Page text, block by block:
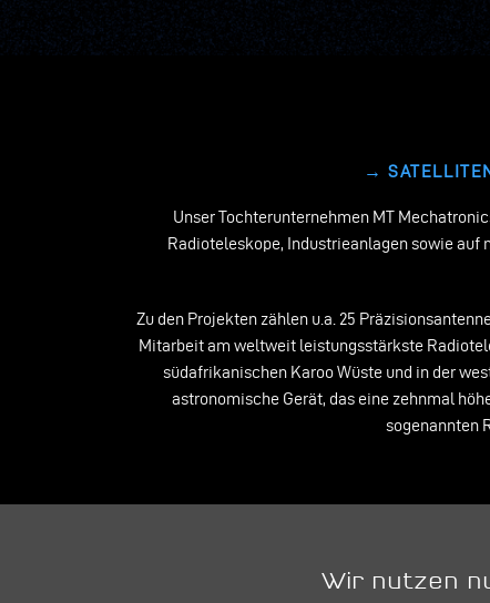
→
Unser Tochterunternehmen MT
Radioteleskope, Industrieanlagen sowie
Zu den Projekten zählen u.a. 25
Mitarbeit am weltweit leistungsstärkste
südafrikanischen Karoo Wüste und in der
astronomische Gerät, das eine zehnmal
sogenannten
Wir nutzen